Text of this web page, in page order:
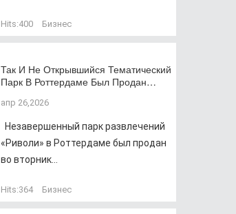
Hits:400 Бизнес
Так И Не Открывшийся Тематический
Парк В Роттердаме Был Продан…
апр 26,2026
Незавершенный парк развлечений
«Риволи» в Роттердаме был продан
во вторник...
Hits:364 Бизнес